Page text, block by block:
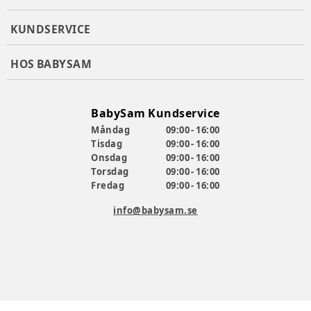
Priam duovagn:
närmare kontakt med din bebis
Sittdelen har en typ av sele-hantering som mer liknar
dra i en rem vid grenen
Enkelt att växla mellan liggdel och babyskydd på chassit
då de delar adapter och infästning
Bra ventilation i botten
Ficka vid fotänden på liggdelen för t.e.x.mobil, napp eller
KUNDSERVICE
HOS BABYSAM
BabySam Kundservice
Måndag
09:00 - 16:00
Tisdag
09:00 - 16:00
Onsdag
09:00 - 16:00
Torsdag
09:00 - 16:00
Fredag
09:00 - 16:00
info@babysam.se